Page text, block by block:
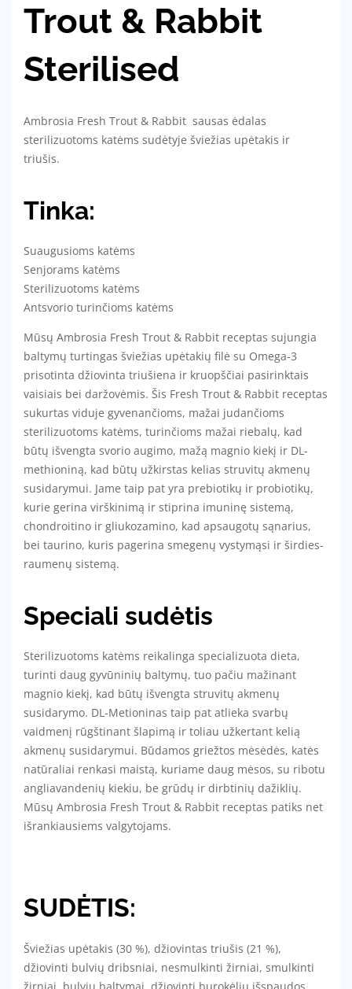
Trout & Rabbit
Sterilised
Ambrosia Fresh Trout & Rabbit sausas ėdalas
sterilizuotoms katėms sudėtyje šviežias upėtakis ir
triušis.
Tinka:
Suaugusioms katėms
Senjorams katėms
Sterilizuotoms katėms
Antsvorio turinčioms katėms
Mūsų Ambrosia Fresh Trout & Rabbit receptas sujungia
baltymų turtingas šviežias upėtakių filė su Omega-3
prisotinta džiovinta triušiena ir kruopščiai pasirinktais
vaisiais bei daržovėmis. Šis Fresh Trout & Rabbit receptas
sukurtas viduje gyvenančioms, mažai judančioms
sterilizuotoms katėms, turinčioms mažai riebalų, kad
būtų išvengta svorio augimo, mažą magnio kiekį ir DL-
methioniną, kad būtų užkirstas kelias struvitų akmenų
susidarymui. Jame taip pat yra prebiotikų ir probiotikų,
kurie gerina virškinimą ir stiprina imuninę sistemą,
chondroitino ir gliukozamino, kad apsaugotų sąnarius,
bei taurino, kuris pagerina smegenų vystymąsi ir širdies-
raumenų sistemą.
Speciali sudėtis
Sterilizuotoms katėms reikalinga specializuota dieta,
turinti daug gyvūninių baltymų, tuo pačiu mažinant
magnio kiekį, kad būtų išvengta struvitų akmenų
susidarymo. DL-Metioninas taip pat atlieka svarbų
vaidmenį rūgštinant šlapimą ir toliau užkertant kelią
akmenų susidarymui. Būdamos griežtos mėsėdės, katės
natūraliai renkasi maistą, kuriame daug mėsos, su ribotu
angliavandenių kiekiu, be grūdų ir dirbtinių dažiklių.
Mūsų Ambrosia Fresh Trout & Rabbit receptas patiks net
išrankiausiems valgytojams.
SUDĖTIS:
Šviežias upėtakis (30 %), džiovintas triušis (21 %),
džiovinti bulvių dribsniai, nesmulkinti žirniai, smulkinti
žirniai, bulvių baltymai, džiovinti burokėlių išspaudos,